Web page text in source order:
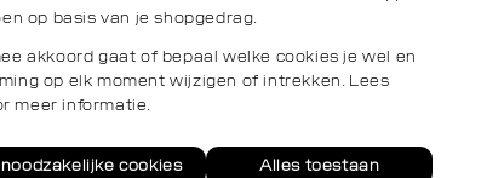
op basis van je shopgedrag.
akkoord gaat of bepaal welke cookies je wel en
op elk moment wijzigen of intrekken. Lees
meer informatie.
Alles toestaan
cookies